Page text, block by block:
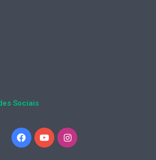
Sociais
Facebook
YouTubeInstagram